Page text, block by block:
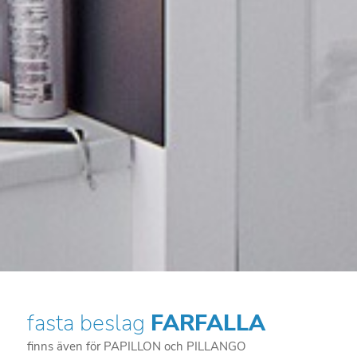
fasta beslag FARFALLA
finns även för PAPILLON och PILLANGO